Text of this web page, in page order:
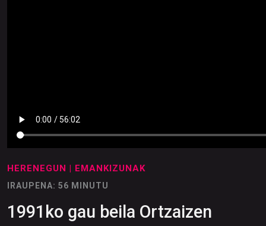
HERENEGUN | EMANKIZUNAK
IRAUPENA: 56 MINUTU
1991ko gau beila Ortzaizen